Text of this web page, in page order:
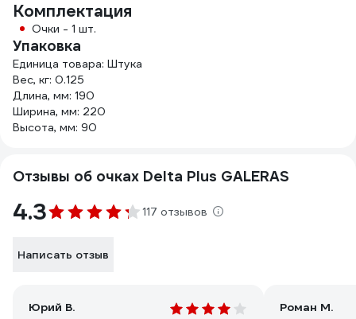
Комплектация
Очки - 1 шт.
Упаковка
Единица товара: Штука
Вес, кг: 0.125
Длина, мм: 190
Ширина, мм: 220
Высота, мм: 90
Отзывы об очках Delta Plus GALERAS
4.3 117 отзывов
Написать отзыв
Юрий В. Роман М.